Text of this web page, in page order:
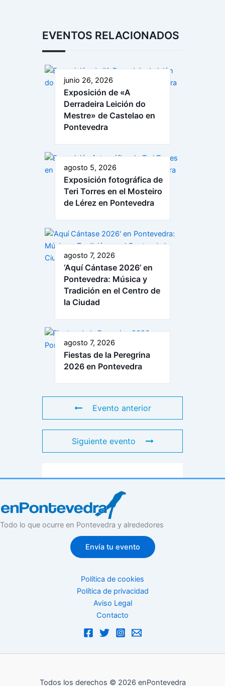
EVENTOS RELACIONADOS
junio 26, 2026
Exposición de «A
Derradeira Leición do
Mestre» de Castelao en
Pontevedra
agosto 5, 2026
Exposición fotográfica de
Teri Torres en el Mosteiro
de Lérez en Pontevedra
agosto 7, 2026
‘Aquí Cántase 2026’ en
Pontevedra: Música y
Tradición en el Centro de
la Ciudad
agosto 7, 2026
Fiestas de la Peregrina
2026 en Pontevedra
Evento anterior
Siguiente evento
Todo lo que ocurre en Pontevedra y alrededores
Envía tu evento
Política de cookies
Política de privacidad
Aviso Legal
Contacto
Todos los derechos © 2026 enPontevedra